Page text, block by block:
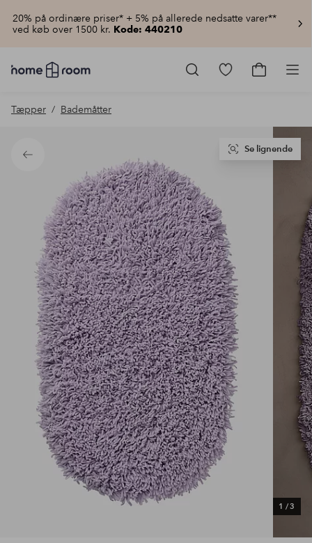
20% på ordinære priser* + 5% på allerede nedsatte varer**
ved køb over 1500 kr. Kode: 440210
Homeroom
–
hjemmet
pris
Gå
Gå
Tæpper Bademåtter
Tilbage
1 /3
Se lignende